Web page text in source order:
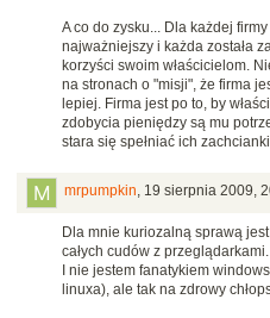
A co do zysku... Dla każdej
najważniejszy i każda została
korzyści swoim właścicielom.
na stronach o "misji", że firma
lepiej. Firma jest po to, by
zdobycia pieniędzy są mu
stara się spełniać ich
mrpumpkin, 19 sierpnia 2009,
Dla mnie kuriozalną sprawą
całych cudów z przeglądarkami.
I nie jestem fanatykiem
linuxa), ale tak na zdrowy